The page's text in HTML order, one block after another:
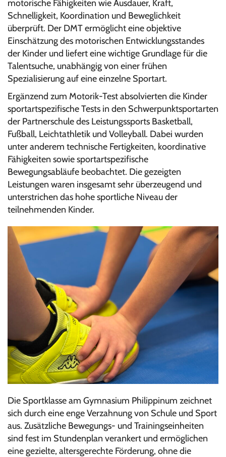
motorische Fähigkeiten wie Ausdauer, Kraft,
Schnelligkeit, Koordination und Beweglichkeit
überprüft. Der DMT ermöglicht eine objektive
Einschätzung des motorischen Entwicklungsstandes
der Kinder und liefert eine wichtige Grundlage für die
Talentsuche, unabhängig von einer frühen
Spezialisierung auf eine einzelne Sportart.
Ergänzend zum Motorik-Test absolvierten die Kinder
sportartspezifische Tests in den Schwerpunktsportarten
der Partnerschule des Leistungssports Basketball,
Fußball, Leichtathletik und Volleyball. Dabei wurden
unter anderem technische Fertigkeiten, koordinative
Fähigkeiten sowie sportartspezifische
Bewegungsabläufe beobachtet. Die gezeigten
Leistungen waren insgesamt sehr überzeugend und
unterstrichen das hohe sportliche Niveau der
teilnehmenden Kinder.
Die Sportklasse am Gymnasium Philippinum zeichnet
sich durch eine enge Verzahnung von Schule und Sport
aus. Zusätzliche Bewegungs- und Trainingseinheiten
sind fest im Stundenplan verankert und ermöglichen
eine gezielte, altersgerechte Förderung, ohne die